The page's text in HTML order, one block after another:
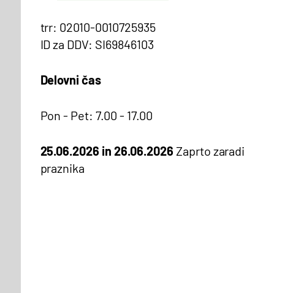
trr: 02010-0010725935
ID za DDV: SI69846103
Delovni čas
Pon - Pet: 7.00 - 17.00
25.06.2026 in 26.06.2026 Zaprto zaradi
praznika